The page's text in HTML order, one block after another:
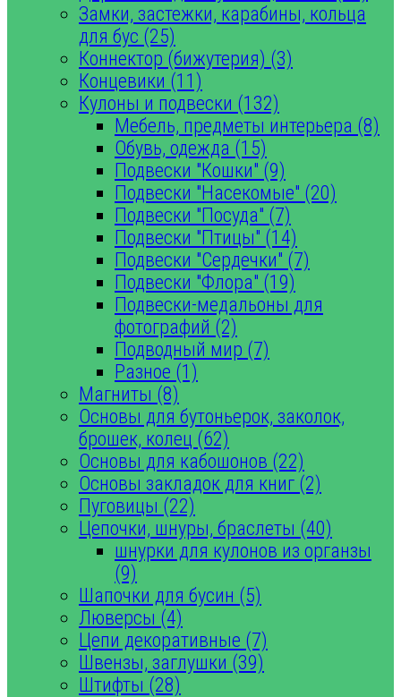
Замки, застежки, карабины, кольца
для бус (25)
Коннектор (бижутерия) (3)
Концевики (11)
Кулоны и подвески (132)
Мебель, предметы интерьера (8)
Обувь, одежда (15)
Подвески "Кошки" (9)
Подвески "Насекомые" (20)
Подвески "Посуда" (7)
Подвески "Птицы" (14)
Подвески "Сердечки" (7)
Подвески "Флора" (19)
Подвески-медальоны для
фотографий (2)
Подводный мир (7)
Разное (1)
Магниты (8)
Основы для бутоньерок, заколок,
брошек, колец (62)
Основы для кабошонов (22)
Основы закладок для книг (2)
Пуговицы (22)
Цепочки, шнуры, браслеты (40)
шнурки для кулонов из органзы
(9)
Шапочки для бусин (5)
Люверсы (4)
Цепи декоративные (7)
Швензы, заглушки (39)
Штифты (28)